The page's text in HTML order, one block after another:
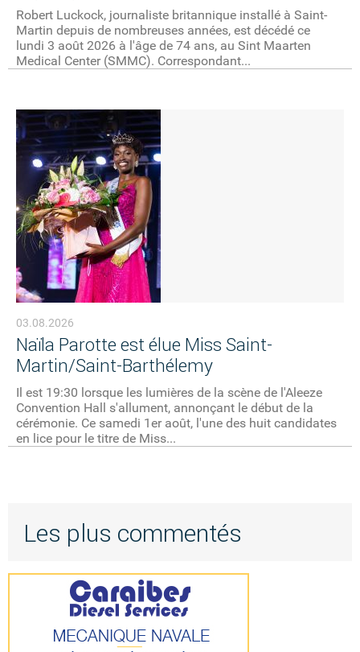
Robert Luckock, journaliste britannique installé à Saint-
Martin depuis de nombreuses années, est décédé ce
lundi 3 août 2026 à l'âge de 74 ans, au Sint Maarten
Medical Center (SMMC). Correspondant...
03.08.2026
Naïla Parotte est élue Miss Saint-
Martin/Saint-Barthélemy
Il est 19:30 lorsque les lumières de la scène de l'Aleeze
Convention Hall s'allument, annonçant le début de la
cérémonie. Ce samedi 1er août, l'une des huit candidates
en lice pour le titre de Miss...
Les plus commentés